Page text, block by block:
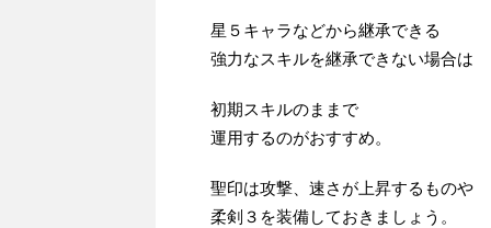
星５キャラなどから継承できる
強力なスキルを継承できない場合は
初期スキルのままで
運用するのがおすすめ。
聖印は攻撃、速さが上昇するものや
柔剣３を装備しておきましょう。